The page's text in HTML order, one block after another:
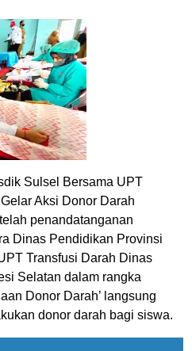
Sulsel Bersama UPT
Aksi Donor Darah
penandatanganan
Dinas Pendidikan Provinsi
Transfusi Darah Dinas
Selatan dalam rangka
Donor Darah’ langsung
donor darah bagi siswa.